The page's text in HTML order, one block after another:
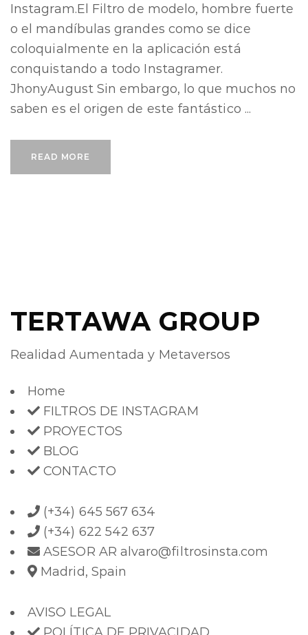
Instagram.El Filtro de modelo, hombre fuerte
o el mandíbulas grandes como se dice
coloquialmente en la aplicación está
conquistando a todo Instagramer.
JhonyAugust Sin embargo, lo que muchos no
saben es el origen de este fantástico ...
READ MORE
TERTAWA GROUP
Realidad Aumentada y Metaversos
Home
FILTROS DE INSTAGRAM
PROYECTOS
BLOG
CONTACTO
(+34) 645 567 634
(+34) 622 542 637
ASESOR AR alvaro@filtrosinsta.com
Madrid, Spain
AVISO LEGAL